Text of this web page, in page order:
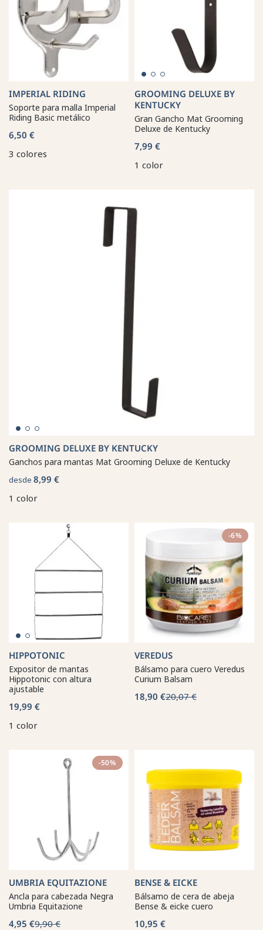
IMPERIAL RIDING
Soporte para malla Imperial
Riding Basic metálico
6,50 €
3 colores
GROOMING DELUXE BY
KENTUCKY
Gran Gancho Mat Grooming
Deluxe de Kentucky
7,99 €
1 color
GROOMING DELUXE BY KENTUCKY
Ganchos para mantas Mat Grooming Deluxe de Kentucky
desde 8,99 €
1 color
HIPPOTONIC
Expositor de mantas
Hippotonic con altura
ajustable
19,99 €
1 color
-6%
VEREDUS
Bálsamo para cuero Veredus
Curium Balsam
18,90 €20,07 €
-50%
UMBRIA EQUITAZIONE
Ancla para cabezada Negra
Umbria Equitazione
4,95 €9,90 €
BENSE & EICKE
Bálsamo de cera de abeja
Bense & eicke cuero
10,95 €